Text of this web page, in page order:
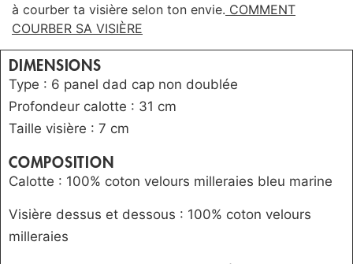
à courber ta visière selon ton envie. COMMENT
COURBER SA VISIÈRE
DIMENSIONS
Type : 6 panel dad cap non doublée
Profondeur calotte : 31 cm
Taille visière : 7 cm
COMPOSITION
Calotte : 100% coton velours milleraies bleu marine
Visière dessus et dessous : 100% coton velours
milleraies